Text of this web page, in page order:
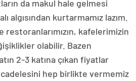
da makul hale gelmesi
algısından kurtarmamız lazım.
kafelerimizin
olabilir. Bazen
2-3 katına çıkan fiyatlar
hep birlikte vermemiz